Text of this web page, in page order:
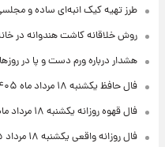
طرز تهیه کیک انبه‌ای ساده و
روش خلاقانه کاشت هندوانه در خانه
هشدار درباره ورم دست و پا در
فال حافظ یکشنبه ۱۸ مرداد ماه ۱۴۰۵
فال قهوه روزانه یکشنبه ۱۸ مرداد ماه ۱۴۰۵
فال روزانه واقعی یکشنبه ۱۸ مرداد ۱۴۰۵